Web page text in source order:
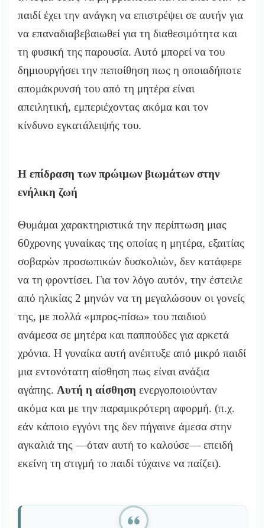
παιδί έχει την ανάγκη να επιστρέψει σε αυτήν για
να επαναδιαβεβαιωθεί για τη διαθεσιμότητα και
τη φυσική της παρουσία. Αυτό μπορεί να του
δημιουργήσει την πεποίθηση πως η οποιαδήποτε
απομάκρυνσή του από τη μητέρα είναι
απειλητική, εμπεριέχοντας ακόμα και τον
κίνδυνο εγκατάλειψής του.
Η επίδραση των πρώιμων βιωμάτων στην
ενήλικη ζωή
Θυμάμαι χαρακτηριστικά την περίπτωση μιας
60χρονης γυναίκας της οποίας η μητέρα, εξαιτίας
σοβαρών προσωπικών δυσκολιών, δεν κατάφερε
να τη φροντίσει. Για τον λόγο αυτόν, την έστειλε
από ηλικίας 2 μηνών να τη μεγαλώσουν οι γονείς
της, με πολλά «μπρος-πίσω» του παιδιού
ανάμεσα σε μητέρα και παππούδες για αρκετά
χρόνια. Η γυναίκα αυτή ανέπτυξε από μικρό παιδί
μια εντονότατη αίσθηση πως είναι ανάξια
αγάπης. Αυτή η αίσθηση ενεργοποιούνταν
ακόμα και με την παραμικρότερη αφορμή. (π.χ.
εάν κάποιο εγγόνι της δεν πήγαινε άμεσα στην
αγκαλιά της —όταν αυτή το καλούσε— επειδή
εκείνη τη στιγμή το παιδί τύχαινε να παίζει).